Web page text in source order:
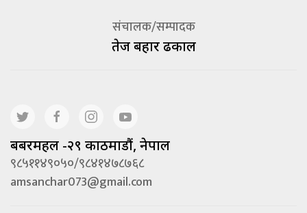
संचालक/सम्पादक
तेज बहादूर ढकाल
बबरमहल -२९ काठमाडौं, नेपाल
९८५११४९०५०/९८४१४७८७६८
amsanchar073@gmail.com